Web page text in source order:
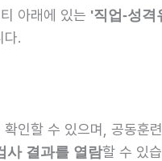
아래에 있는 '직업-성격
다.
인할 수 있으며, 공동훈
사 결과를 열람할 수 있